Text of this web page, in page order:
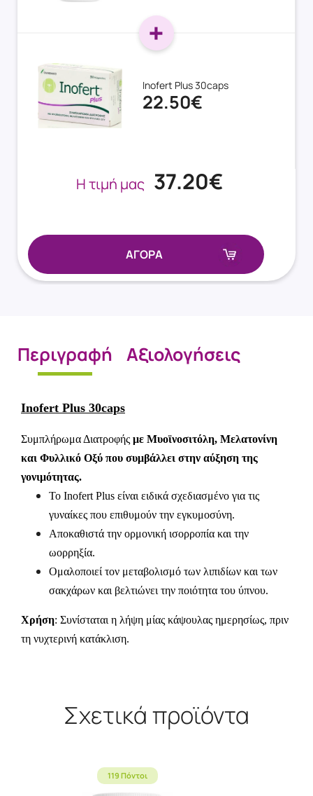
Inofert Plus 30caps
22.50€
Η τιμή μας 37.20€
ΑΓΟΡΑ
Περιγραφή Αξιολογήσεις
Inofert Plus 30caps
Συμπλήρωμα Διατροφής με Μυοϊνοσιτόλη, Μελατονίνη
και Φυλλικό Οξύ που συμβάλλει στην αύξηση της
γονιμότητας.
Το Inofert Plus είναι ειδικά σχεδιασμένο για τις
γυναίκες που επιθυμούν την εγκυμοσύνη.
Αποκαθιστά την ορμονική ισορροπία και την
ωορρηξία.
Ομαλοποιεί τον μεταβολισμό των λιπιδίων και των
σακχάρων και βελτιώνει την ποιότητα του ύπνου.
Χρήση: Συνίσταται η λήψη μίας κάψουλας ημερησίως, πριν
τη νυχτερινή κατάκλιση.
Σχετικά προϊόντα
119 Πόντοι